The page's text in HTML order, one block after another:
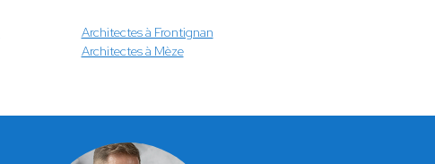
Architectes à Frontignan
Architectes à Mèze